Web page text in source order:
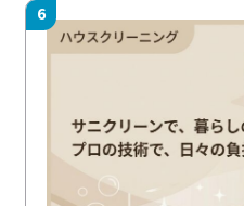
6